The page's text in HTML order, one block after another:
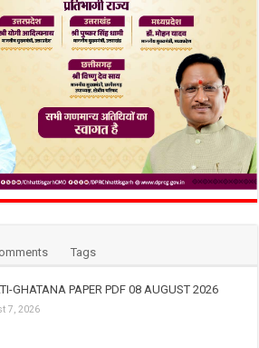
Tags
GHATANA PAPER PDF 08 AUGUST 2026
7, 2026